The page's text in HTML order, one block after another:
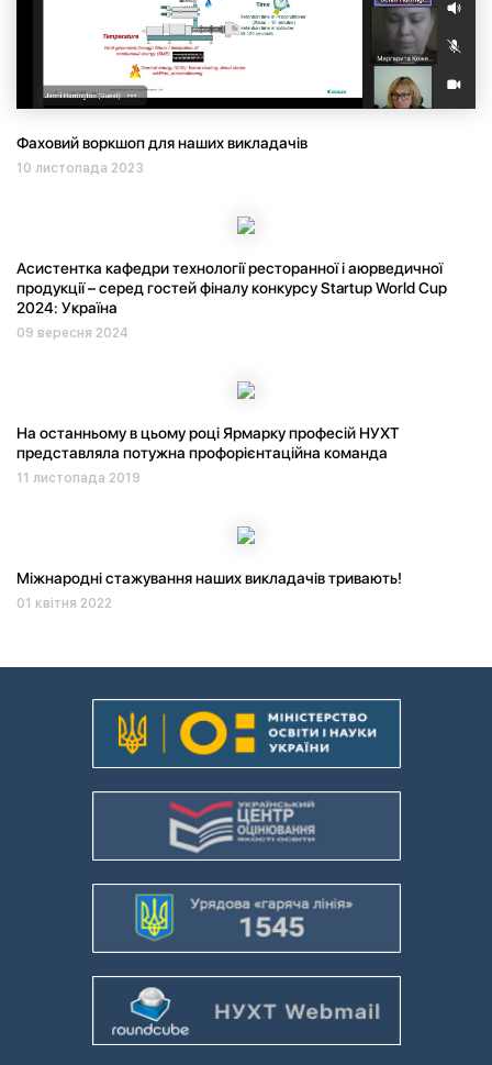
Фаховий воркшоп для наших викладачів
10 листопада 2023
Асистентка кафедри технології ресторанної і аюрведичної
продукції – серед гостей фіналу конкурсу Startup World Cup
2024: Україна
09 вересня 2024
На останньому в цьому році Ярмарку професій НУХТ
представляла потужна профорієнтаційна команда
11 листопада 2019
Міжнародні стажування наших викладачів тривають!
01 квітня 2022